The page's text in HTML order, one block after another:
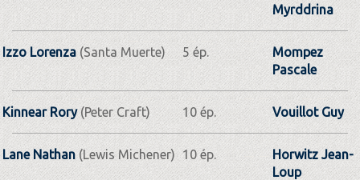
Myrddrina
Izzo Lorenza (Santa Muerte) 5 ép.
Mompez
Pascale
Kinnear Rory(Peter Craft) 10 ép. Vouillot Guy
Lane Nathan (Lewis Michener) 10 ép.
Horwitz Jean-
Loup